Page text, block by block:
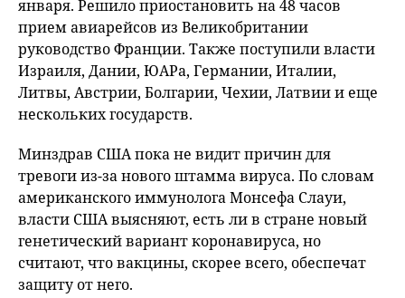
января. Решило приостановить на 48 часов
прием авиарейсов из Великобритании
руководство Франции. Также поступили власти
Израиля, Дании, ЮАРа, Германии, Италии,
Литвы, Австрии, Болгарии, Чехии, Латвии и еще
нескольких государств.
Минздрав США пока не видит причин для
тревоги из-за нового штамма вируса. По словам
американского иммунолога Монсефа Слауи,
власти США выясняют, есть ли в стране новый
генетический вариант коронавируса, но
считают, что вакцины, скорее всего, обеспечат
защиту от него.